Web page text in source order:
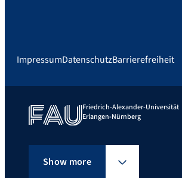
ImpressumDatenschutzBarrierefreiheit
Friedrich-Alexander-Universität
Erlangen-Nürnberg
Show more